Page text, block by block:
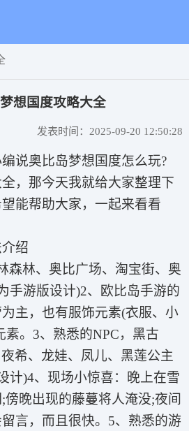
想国度攻略大全
发表时间：2025-09-20 12:50:28
说奥比岛梦想国度怎么玩?
，那今天我就给大家整理下
能帮助大家，一起来看看
绍
森林、奥比广场、淘宝街、奥
手游版设计)2、欧比岛手游的
主，也有服饰元素(衣服、小
素。3、熟悉的NPC，黑古
希、龙娃、凤儿、黑莲公主
计)4、现场小惊喜：晚上在雪
晚出现的藤蔓将人淹没;夜间
言，而且很快。5、熟悉的游